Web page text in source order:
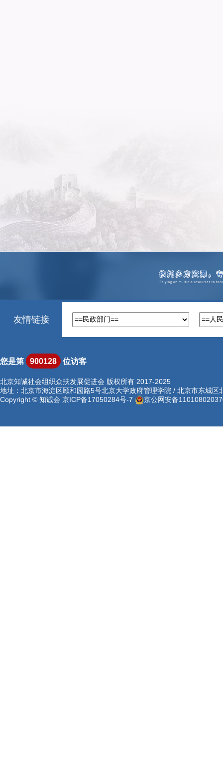
友情链接
您是第 900128 位访客
北京知诚社会组织众扶发展促进会 版权所有 2017-2025
地址：北京市海淀区颐和园路5号北京大学政府管理学院 / 北京市东城
Copyright © 知诚会 京ICP备17050284号-7 京公网安备